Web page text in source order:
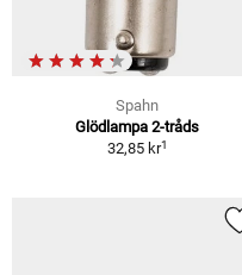
Spahn
Glödlampa 2-tråds
32,85 kr1